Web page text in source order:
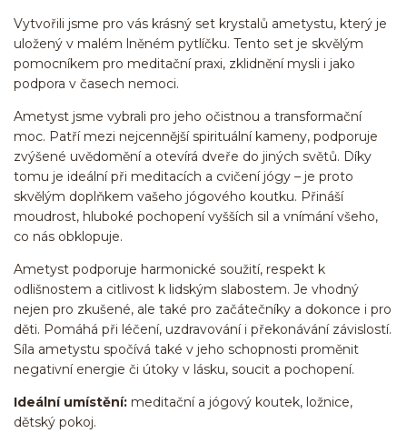
Vytvořili jsme pro vás krásný set krystalů ametystu, který je
uložený v malém lněném pytlíčku. Tento set je skvělým
pomocníkem pro meditační praxi, zklidnění mysli i jako
podpora v časech nemoci.
Ametyst jsme vybrali pro jeho očistnou a transformační
moc. Patří mezi nejcennější spirituální kameny, podporuje
zvýšené uvědomění a otevírá dveře do jiných světů. Díky
tomu je ideální při meditacích a cvičení jógy – je proto
skvělým doplňkem vašeho jógového koutku. Přináší
moudrost, hluboké pochopení vyšších sil a vnímání všeho,
co nás obklopuje.
Ametyst podporuje harmonické soužití, respekt k
odlišnostem a citlivost k lidským slabostem. Je vhodný
nejen pro zkušené, ale také pro začátečníky a dokonce i pro
děti. Pomáhá při léčení, uzdravování i překonávání závislostí.
Síla ametystu spočívá také v jeho schopnosti proměnit
negativní energie či útoky v lásku, soucit a pochopení.
Ideální umístění: meditační a jógový koutek, ložnice,
dětský pokoj.